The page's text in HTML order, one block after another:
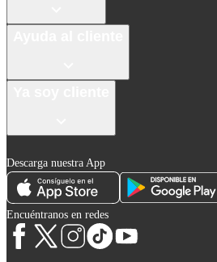
Descarga nuestra App
Encuéntranos en redes